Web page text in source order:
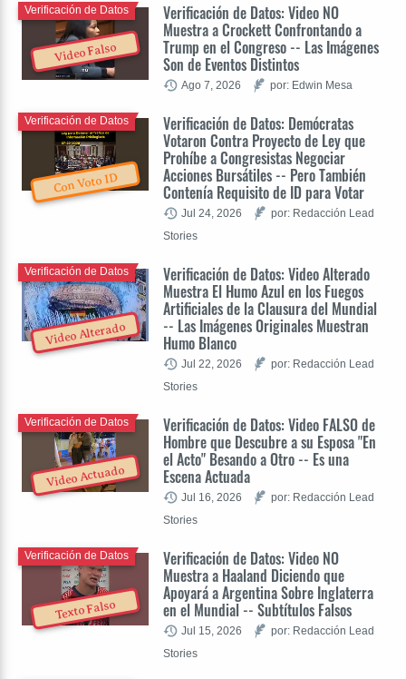
Video Falso
Verificación de Datos: Video NO
Muestra a Crockett Confrontando a
Trump en el Congreso -- Las Imágenes
Son de Eventos Distintos
Verificación de Datos
Ago 7, 2026 por: Edwin Mesa
Con Voto ID
Verificación de Datos: Demócratas
Votaron Contra Proyecto de Ley que
Prohíbe a Congresistas Negociar
Acciones Bursátiles -- Pero También
Contenía Requisito de ID para Votar
Verificación de Datos
Jul 24, 2026
por: Redacción Lead
Stories
Video Alterado
Verificación de Datos: Video Alterado
Muestra El Humo Azul en los Fuegos
Artificiales de la Clausura del Mundial
-- Las Imágenes Originales Muestran
Humo Blanco
Verificación de Datos
Jul 22, 2026
por: Redacción Lead
Stories
Video Actuado
Verificación de Datos: Video FALSO de
Hombre que Descubre a su Esposa "En
el Acto" Besando a Otro -- Es una
Escena Actuada
Verificación de Datos
Jul 16, 2026
por: Redacción Lead
Stories
Texto Falso
Verificación de Datos: Video NO
Muestra a Haaland Diciendo que
Apoyará a Argentina Sobre Inglaterra
en el Mundial -- Subtítulos Falsos
Verificación de Datos
Jul 15, 2026
por: Redacción Lead
Stories